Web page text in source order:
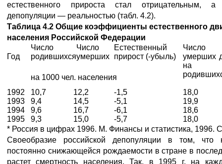
естественного прироста стал отрицательным, а
депопуляции — реальностью (табл. 4.2).
Таблица 4.2 Общие коэффициенты естественного
населения Российской Федерации
Год
Число
родившихся
Число
умерших
Естественный
прирост (-убыль)
Число
умерших
на
на 1000 чел. населения
1992
10,7 12,2 -1,5
18,0
1993
9,4 14,5 -5,1
19,9
1994
9,6 16,7 -6,1
18,6
1995
9,3 15,0 -5,7
18,0
* Россия в цифрах 1996. М. Финансы и статистика, 1996.
Своеобразие российской депопуляции в том,
постоянно снижающейся рождаемости в стране в
растет смертность населения. Так, в 1995 г. на